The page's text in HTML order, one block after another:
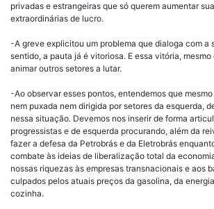
privadas e estrangeiras que só querem aumentar
extraordinárias de lucro.
-A greve explicitou um problema que dialoga com a
sentido, a pauta já é vitoriosa. E essa vitória,
animar outros setores a lutar.
-Ao observar esses pontos, entendemos que
nem puxada nem dirigida por setores da esquerda,
nessa situação. Devemos nos inserir de forma
progressistas e de esquerda procurando, além da
fazer a defesa da Petrobrás e da Eletrobrás
combate às ideias de liberalização total da
nossas riquezas às empresas transnacionais e aos
culpados pelos atuais preços da gasolina, da
cozinha.